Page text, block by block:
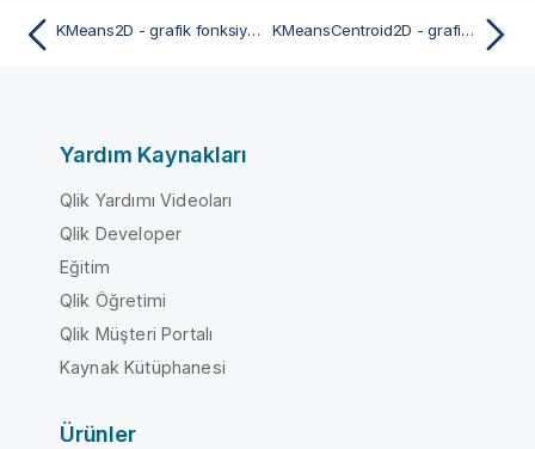
KMeans2D - grafik fonksiyonu KMeansCentroid2D - grafik fonksiyonu
Yardım Kaynakları
Qlik Yardımı Videoları
Qlik Developer
Eğitim
Qlik Öğretimi
Qlik Müşteri Portalı
Kaynak Kütüphanesi
Ürünler